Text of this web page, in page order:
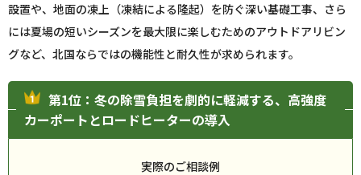
設置や、地面の凍上（凍結による隆起）を防ぐ深い基礎工事、さら
には夏場の短いシーズンを最大限に楽しむためのアウトドアリビン
グなど、北国ならではの機能性と耐久性が求められます。
第1位：冬の除雪負担を劇的に軽減する、高強度
カーポートとロードヒーターの導入
実際のご相談例